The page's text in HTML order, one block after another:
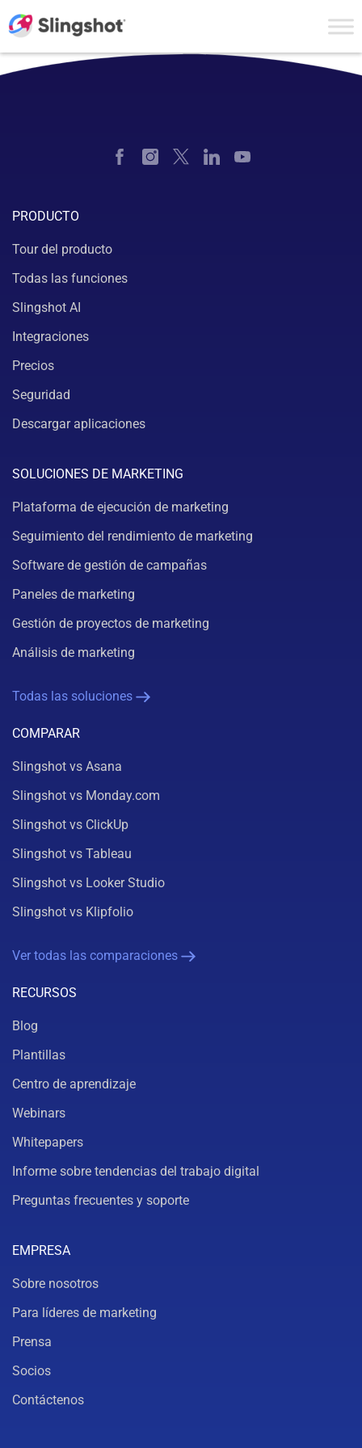
PRODUCTO
Tour del producto
Todas las funciones
Slingshot AI
Integraciones
Precios
Seguridad
Descargar aplicaciones
SOLUCIONES DE MARKETING
Plataforma de ejecución de marketing
Seguimiento del rendimiento de marketing
Software de gestión de campañas
Paneles de marketing
Gestión de proyectos de marketing
Análisis de marketing
Todas las soluciones
COMPARAR
Slingshot vs Asana
Slingshot vs Monday.com
Slingshot vs ClickUp
Slingshot vs Tableau
Slingshot vs Looker Studio
Slingshot vs Klipfolio
Ver todas las comparaciones
RECURSOS
Blog
Plantillas
Centro de aprendizaje
Webinars
Whitepapers
Informe sobre tendencias del trabajo digital
Preguntas frecuentes y soporte
EMPRESA
Sobre nosotros
Para líderes de marketing
Prensa
Socios
Contáctenos